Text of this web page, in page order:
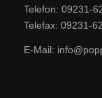
Telefon: 09231-
Telefax: 09231-
E-Mail: